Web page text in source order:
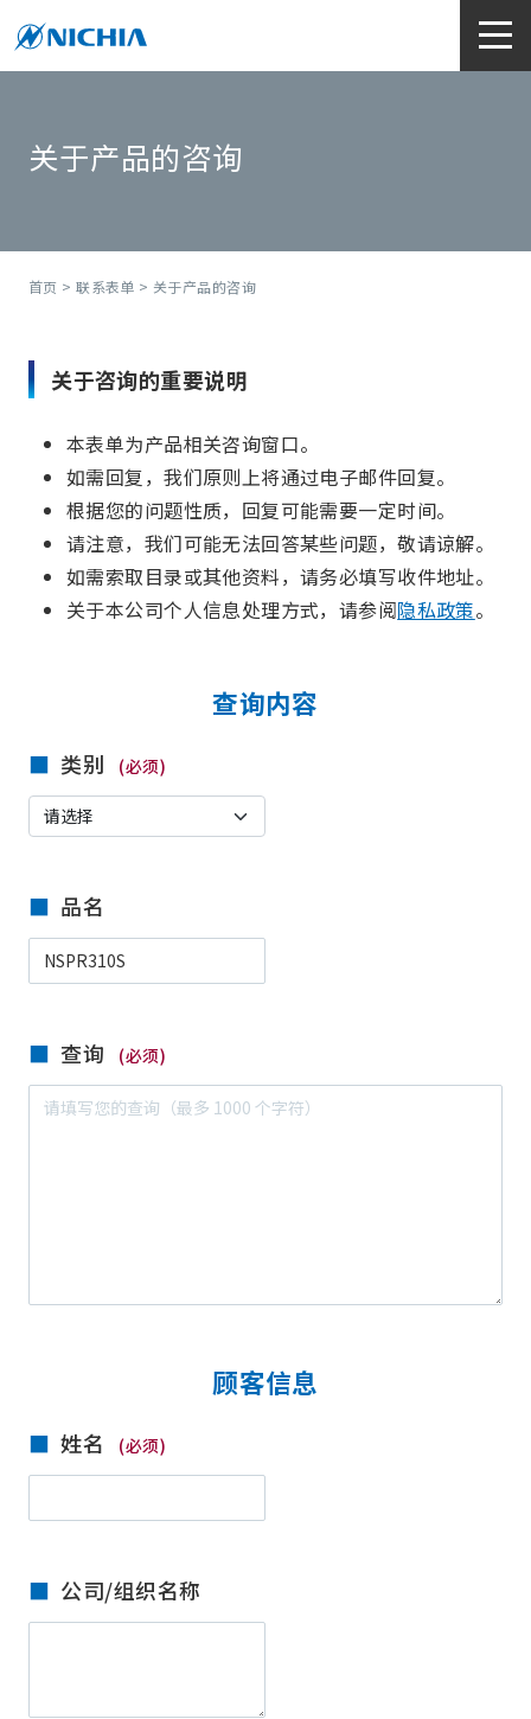
关于产品的咨询
首页 >联系表单 > 关于产品的咨询
关于咨询的重要说明
本表单为产品相关咨询窗口。
如需回复，我们原则上将通过电子邮件回复。
根据您的问题性质，回复可能需要一定时间。
请注意，我们可能无法回答某些问题，敬请谅解。
如需索取目录或其他资料，请务必填写收件地址。
关于本公司个人信息处理方式，请参阅隐私政策。
查询内容
类别 (必须)
品名
查询 (必须)
顾客信息
姓名 (必须)
公司/组织名称